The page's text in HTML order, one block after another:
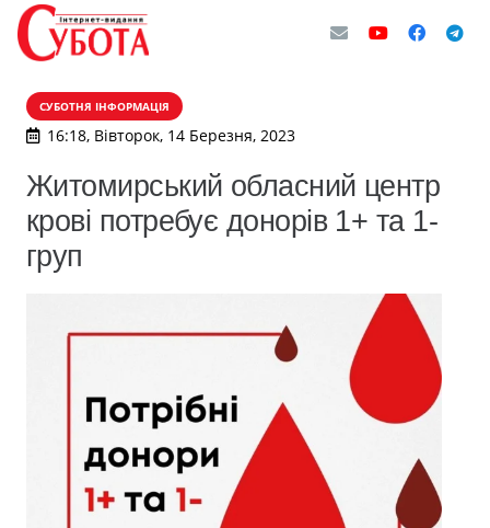
СУБОТНЯ ІНФОРМАЦІЯ
16:18, Вівторок, 14 Березня, 2023
Житомирський обласний центр
крові потребує донорів 1+ та 1-
груп